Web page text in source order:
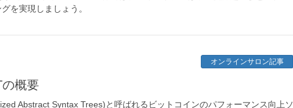
を実現しましょう。
オンラインサロン記事
概要
Abstract Syntax Trees)と呼ばれるビットコインのパフォーマンス向上ソ